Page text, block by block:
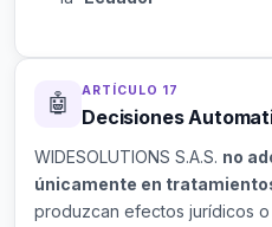
🤖 ARTÍCULO 17
Decisiones
WIDESOLUTIONS S.A.S. no
únicamente en
produzcan efectos jurídicos